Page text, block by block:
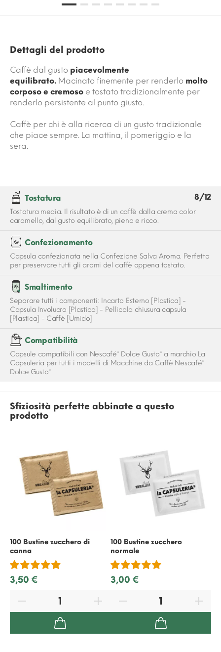
Dettagli del prodotto
Caffè dal gusto piacevolmente
equilibrato. Macinato finemente per renderlo molto
corposo e cremoso e tostato tradizionalmente per
renderlo persistente al punto giusto.
Caffè per chi è alla ricerca di un gusto tradizionale
che piace sempre. La mattina, il pomeriggio e la
sera.
Tostatura 8/12
Tostatura media. Il risultato è di un caffè dalla crema color
caramello, dal gusto equilibrato, pieno e ricco.
Confezionamento
Capsula confezionata nella Confezione Salva Aroma. Perfetta
per preservare tutti gli aromi del caffè appena tostato.
Smaltimento
Separare tutti i componenti: Incarto Esterno [Plastica] -
Capsula Involucro [Plastica] - Pellicola chiusura capsula
[Plastica] - Caffè [Umido]
Compatibilità
Capsule compatibili con Nescafé* Dolce Gusto* a marchio La
Capsuleria per tutti i modelli di Macchine da Caffè Nescafé*
Dolce Gusto*
Sfiziosità perfette abbinate a questo
prodotto
100 Bustine zucchero di
canna
3,50 €
100 Bustine zucchero
normale
3,00 €